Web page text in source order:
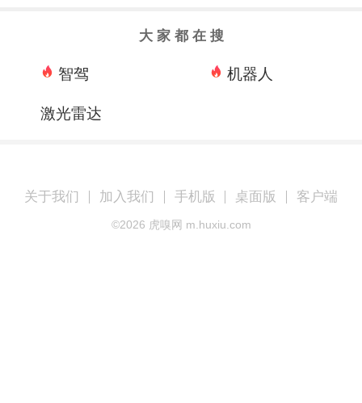
大 家 都 在 搜
智驾 机器人
激光雷达
关于我们 加入我们 手机版 桌面版 客户端
©2026 虎嗅网 m.huxiu.com